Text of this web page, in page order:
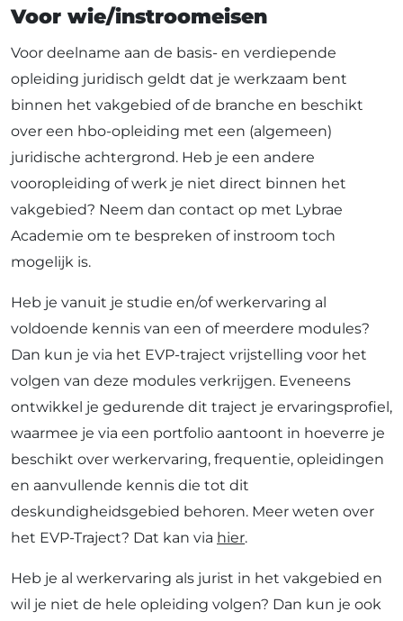
Voor wie/instroomeisen
Voor deelname aan de basis- en verdiepende
opleiding juridisch geldt dat je werkzaam bent
binnen het vakgebied of de branche en beschikt
over een hbo-opleiding met een (algemeen)
juridische achtergrond. Heb je een andere
vooropleiding of werk je niet direct binnen het
vakgebied? Neem dan contact op met Lybrae
Academie om te bespreken of instroom toch
mogelijk is.
Heb je vanuit je studie en/of werkervaring al
voldoende kennis van een of meerdere modules?
Dan kun je via het EVP-traject vrijstelling voor het
volgen van deze modules verkrijgen. Eveneens
ontwikkel je gedurende dit traject je ervaringsprofiel,
waarmee je via een portfolio aantoont in hoeverre je
beschikt over werkervaring, frequentie, opleidingen
en aanvullende kennis die tot dit
deskundigheidsgebied behoren. Meer weten over
het EVP-Traject? Dat kan via hier.
Heb je al werkervaring als jurist in het vakgebied en
wil je niet de hele opleiding volgen? Dan kun je ook